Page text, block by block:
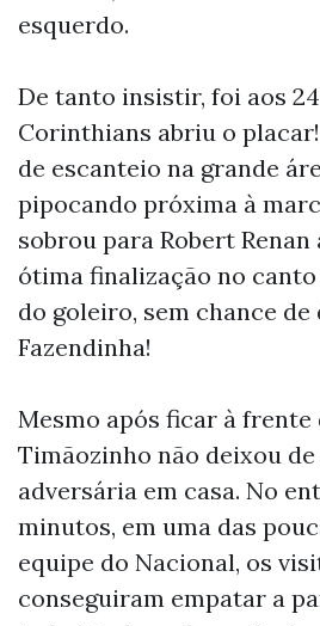
esquerdo.
De tanto insistir, foi aos
Corinthians abriu o
de escanteio na grande
pipocando próxima à
sobrou para Robert
ótima finalização no
do goleiro, sem chance de
Fazendinha!
Mesmo após ficar à frente
Timãozinho não deixou
adversária em casa. No
minutos, em uma das
equipe do Nacional, os
conseguiram empatar a